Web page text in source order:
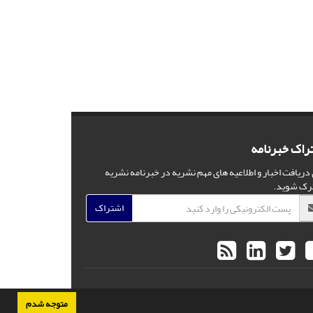
متوجه شدم
خبرنامه
دریافت اخبار و اطلاعیه های مهم نشریه در خبرنامه نشریه
شوید.
اشتراک